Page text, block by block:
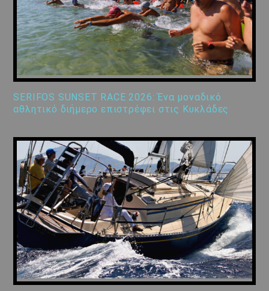
SERIFOS SUNSET RACE 2026: Ένα μοναδικό
αθλητικό διήμερο επιστρέφει στις Κυκλάδες